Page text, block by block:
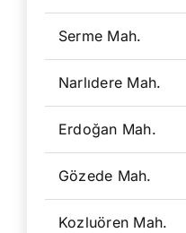
Serme Mah.
Narlıdere Mah.
Erdoğan Mah.
Gözede Mah.
Kozluören Mah.